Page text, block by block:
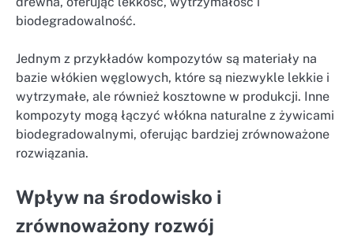
biodegradowalność.
Jednym z przykładów kompozytów są materiały na
bazie włókien węglowych, które są niezwykle lekkie i
wytrzymałe, ale również kosztowne w produkcji. Inne
kompozyty mogą łączyć włókna naturalne z żywicami
biodegradowalnymi, oferując bardziej zrównoważone
rozwiązania.
Wpływ na środowisko i
zrównoważony rozwój